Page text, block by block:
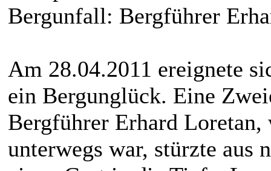
Bergunfall: Bergführer
Am 28.04.2011 ereignete
ein Bergunglück. Eine
Bergführer Erhard
unterwegs war, stürzte aus